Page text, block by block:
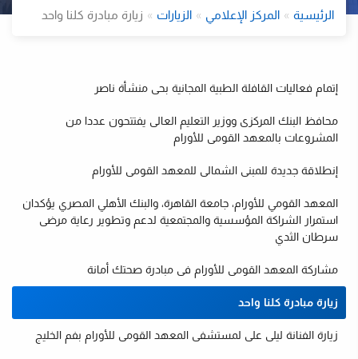
الرئيسية المركز الإعلامي الزيارات زيارة مبادرة كلنا واحد
إتمام فعاليات القافلة الطبية المجانية بحى منشأة ناصر
محافظ البنك المركزى ووزير التعليم العالى يفتتحون عددا من
المشروعات بالمعهد القومى للأورام
إنطلاقة جديدة للمبنى الشمالى للمعهد القومى للأورام
المعهد القومي للأورام، جامعة القاهرة، والبنك الأهلي المصري يؤكدان
استمرار الشراكة المؤسسية والمجتمعية لدعم وتطوير رعاية مرضى
سرطان الثدي
مشاركة المعهد القومى للأورام فى مبادرة صحتك أمانة
زيارة مبادرة كلنا واحد
زيارة الفنانة ليلى على لمستشفى المعهد القومى للأورام بفم الخليج